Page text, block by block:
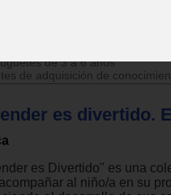
de 3 a 6 años
de adquisición de
es divertido.
es Divertido" es una
al niño/a en su